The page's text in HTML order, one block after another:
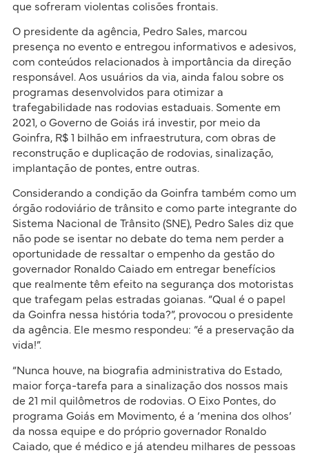
que sofreram violentas colisões frontais.
O presidente da agência, Pedro Sales, marcou
presença no evento e entregou informativos e adesivos,
com conteúdos relacionados à importância da direção
responsável. Aos usuários da via, ainda falou sobre os
programas desenvolvidos para otimizar a
trafegabilidade nas rodovias estaduais. Somente em
2021, o Governo de Goiás irá investir, por meio da
Goinfra, R$ 1 bilhão em infraestrutura, com obras de
reconstrução e duplicação de rodovias, sinalização,
implantação de pontes, entre outras.
Considerando a condição da Goinfra também como um
órgão rodoviário de trânsito e como parte integrante do
Sistema Nacional de Trânsito (SNE), Pedro Sales diz que
não pode se isentar no debate do tema nem perder a
oportunidade de ressaltar o empenho da gestão do
governador Ronaldo Caiado em entregar benefícios
que realmente têm efeito na segurança dos motoristas
que trafegam pelas estradas goianas. “Qual é o papel
da Goinfra nessa história toda?”, provocou o presidente
da agência. Ele mesmo respondeu: “é a preservação da
vida!”.
“Nunca houve, na biografia administrativa do Estado,
maior força-tarefa para a sinalização dos nossos mais
de 21 mil quilômetros de rodovias. O Eixo Pontes, do
programa Goiás em Movimento, é a ‘menina dos olhos’
da nossa equipe e do próprio governador Ronaldo
Caiado, que é médico e já atendeu milhares de pessoas